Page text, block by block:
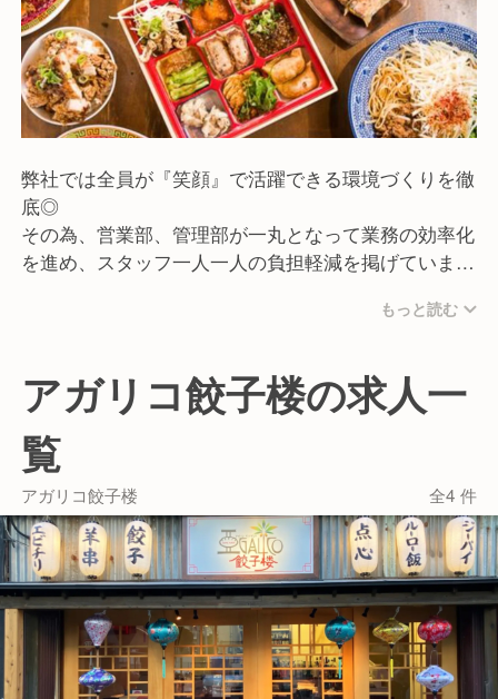
弊社では全員が『笑顔』で活躍できる環境づくりを徹
底◎
その為、営業部、管理部が一丸となって業務の効率化
を進め、スタッフ一人一人の負担軽減を掲げていま
って昇進昇格を目指すことができます。
またGYROグループでは230店舗90業態を運営管理し
ており、福利厚生や労務環境を充実させ、経験問わず
様々な方が安心して活躍できる環境作りを進めていま
す！
もっと読む
アガリコ餃子楼の求人一
覧
アガリコ餃子楼 全4 件